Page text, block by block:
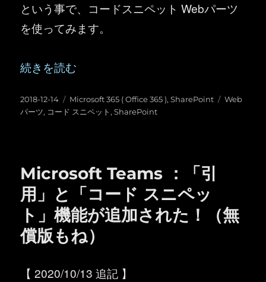
という事で、コードスニペット Webパーツ
を使ってみます。
“SharePoint ：色々Webパーツが追加されたぞ
続きを読む
投
稿
2018-12-14
カ
テ
Microsoft 365 ( Office 365 ),SharePoint
タ
Web
パーツ, コード スニペット,SharePoint
Microsoft Teams ：「引
用」と「コード スニペッ
ト」機能が追加された！（無
償版もね）
【 2020/10/13 追記 】